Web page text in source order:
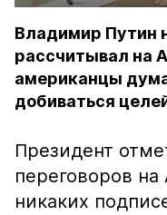
Владимир Путин
рассчитывал на
американцы
добиваться
Президент
переговоров на
никаких